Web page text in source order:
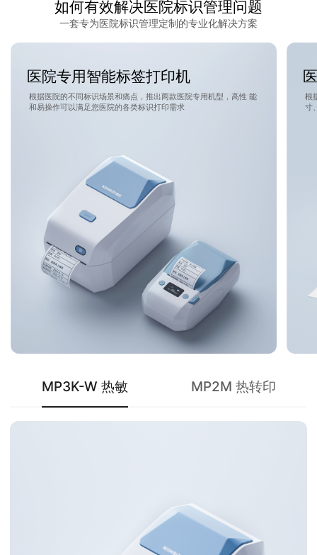
如何有效解决医院标识管理问题
一套专为医院标识管理定制的专业化解决方案
医院专用智能标签打印机
根据医院的不同标识场景和痛点，推出两款医院专用机型，高性 能
和易操作可以满足您医院的各类标识打印需求
根
寸
MP3K-W 热敏 MP2M 热转印